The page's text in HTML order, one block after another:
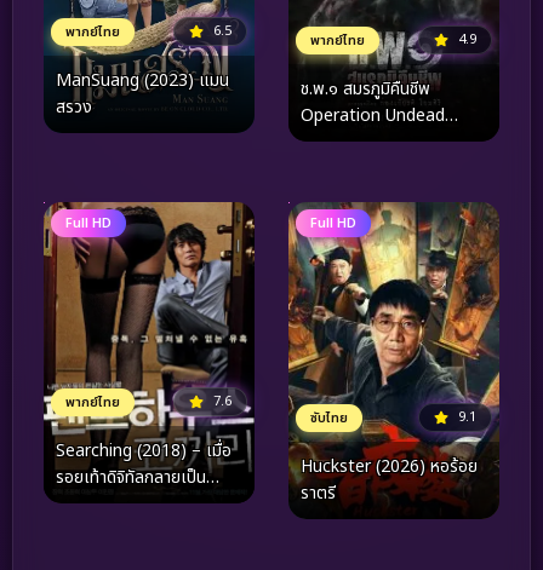
พากย์ไทย 6.5
ManSuang (2023) แมน
สรวง
พากย์ไทย 4.9
ช.พ.๑ สมรภูมิคืนชีพ
Operation Undead
(2024)
Full HD
พากย์ไทย 7.6
Searching (2018) – เมื่อ
รอยเท้าดิจิทัลกลายเป็น
เบาะแสสุดท้ายในสมรภูมิ
Full HD
ซับไทย 9.1
Huckster (2026) หอร้อย
ราตรี